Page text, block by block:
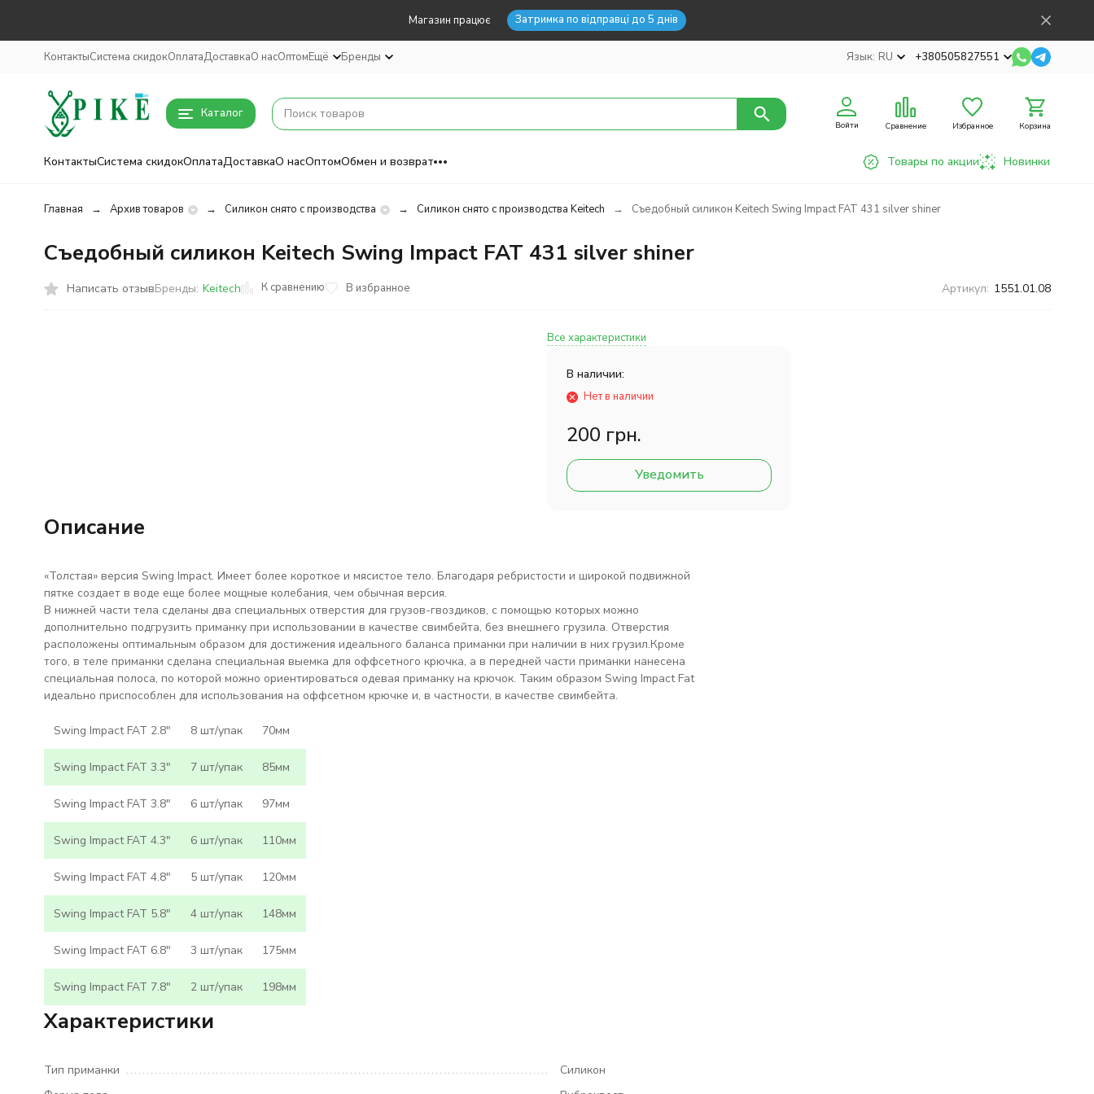
Магазин працює Затримка по відправці до 5 днів
КонтактыСистема скидокОплатаДоставкаО насОптомЕщё Бренды Язык: RU +380505827551
Каталог
Войти Сравнение Избранное Корзина
КонтактыСистема скидокОплатаДоставкаО насОптомОбмен и возврат Товары по акции Новинки
Главная Архив товаров Силикон снято с производства Силикон снято с производства Keitech Съедобный силикон Keitech Swing Impact FAT 431 silver shiner
Съедобный силикон Keitech Swing Impact FAT 431 silver shiner
Написать отзывБренды: Keitech К сравнению В избранное Артикул: 1551.01.08
Все характеристики
В наличии:
Нет в наличии
200 грн.
Уведомить
Описание
«Толстая» версия Swing Impact. Имеет более короткое и мясистое тело. Благодаря ребристости и широкой подвижной
пятке создает в воде еще более мощные колебания, чем обычная версия.
В нижней части тела сделаны два специальных отверстия для грузов-гвоздиков, с помощью которых можно
дополнительно подгрузить приманку при использовании в качестве свимбейта, без внешнего грузила. Отверстия
расположены оптимальным образом для достижения идеального баланса приманки при наличии в них грузил.Кроме
того, в теле приманки сделана специальная выемка для оффсетного крючка, а в передней части приманки нанесена
специальная полоса, по которой можно ориентироваться одевая приманку на крючок. Таким образом Swing Impact Fat
идеально приспособлен для использования на оффсетном крючке и, в частности, в качестве свимбейта.
Swing Impact FAT 2.8" 8 шт/упак 70мм
Swing Impact FAT 3.3" 7 шт/упак 85мм
Swing Impact FAT 3.8" 6 шт/упак 97мм
Swing Impact FAT 4.3" 6 шт/упак 110мм
Swing Impact FAT 4.8" 5 шт/упак 120мм
Swing Impact FAT 5.8" 4 шт/упак 148мм
Swing Impact FAT 6.8" 3 шт/упак 175мм
Swing Impact FAT 7.8" 2 шт/упак 198мм
Характеристики
Тип приманки
Силикон